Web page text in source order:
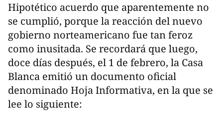
Hipotético acuerdo que aparentemente no
se cumplió, porque la reacción del nuevo
gobierno norteamericano fue tan feroz
como inusitada. Se recordará que luego,
doce días después, el 1 de febrero, la Casa
Blanca emitió un documento oficial
denominado Hoja Informativa, en la que se
lee lo siguiente: